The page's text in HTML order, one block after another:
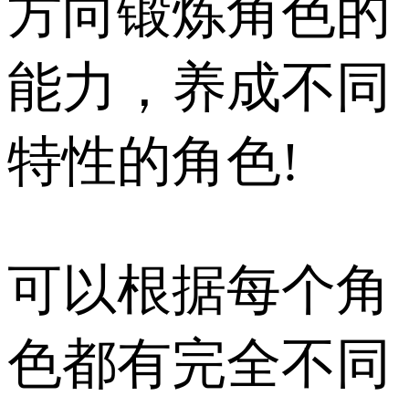
方向锻炼角色的
能力，养成不同
特性的角色!
可以根据每个角
色都有完全不同